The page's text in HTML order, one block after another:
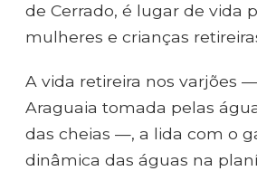
de Cerrado, é lugar de vida
mulheres e crianças
A vida retireira nos varjões
Araguaia tomada pelas
das cheias —, a lida com o
dinâmica das águas na